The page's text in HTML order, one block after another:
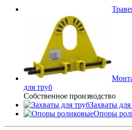
для труб
Собственное производство
Захваты для
Опоры